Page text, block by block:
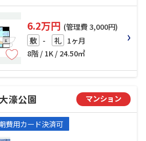
6.2万円 (管理費 3,000円)
敷 - 礼 1ヶ月
8階 / 1K / 24.50㎡
濠公園 マンション
費用カード決済可